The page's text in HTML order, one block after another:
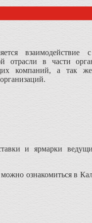
взаимодействие
отрасли в части
компаний, а так же
и ярмарки
ознакомиться в